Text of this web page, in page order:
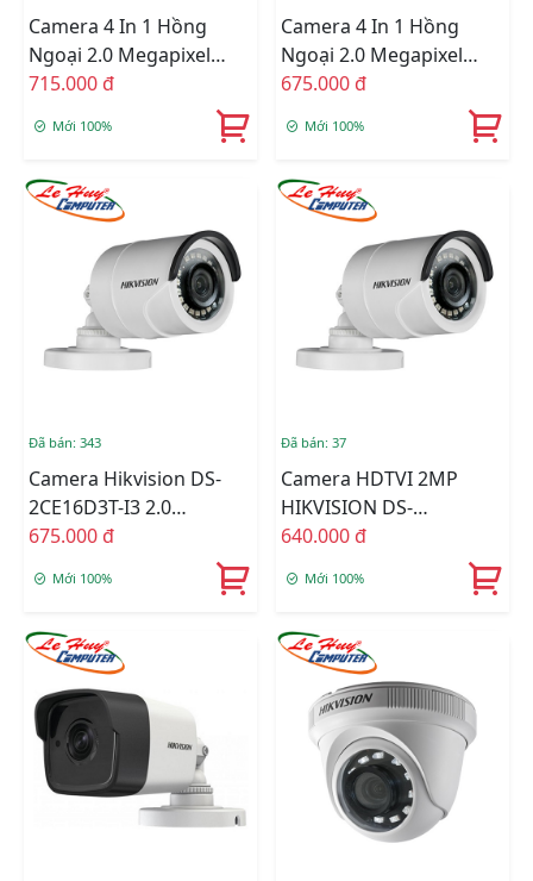
Camera 4 In 1 Hồng
Ngoại 2.0 Megapixel
HIKVISION DS-
715.000 đ
Mới 100%
Camera 4 In 1 Hồng
Ngoại 2.0 Megapixel
HIKVISION DS-
675.000 đ
Mới 100%
Đã bán: 343
Camera Hikvision DS-
2CE16D3T-I3 2.0
Megapixel
675.000 đ
Mới 100%
Đã bán: 37
Camera HDTVI 2MP
HIKVISION DS-
2CE16D3T-I3P
640.000 đ
Mới 100%